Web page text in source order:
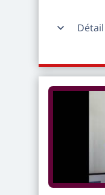
Détail